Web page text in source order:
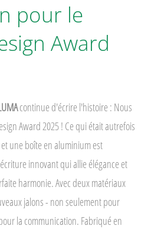
pour le
Award
continue d'écrire l'histoire : Nous
Award 2025 ! Ce qui était autrefois
une boîte en aluminium est
innovant qui allie élégance et
harmonie. Avec deux matériaux
jalons - non seulement pour
la communication. Fabriqué en